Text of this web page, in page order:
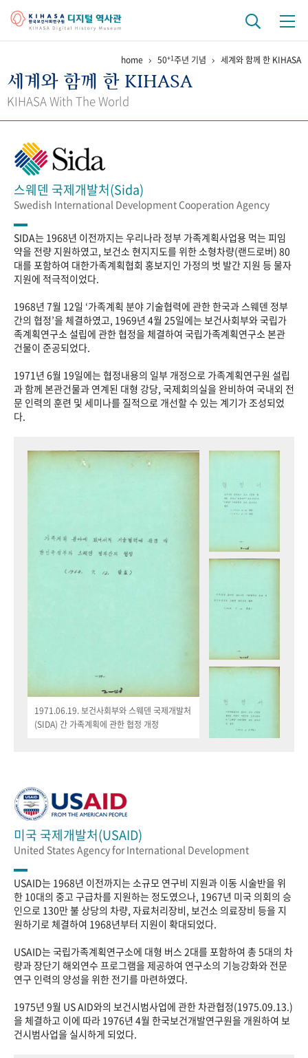
걸어온 길 기관 변천사 역대 기관장
정책과 연구 키워드로 보는 연구 역사
간행물 변천사
기록물 아카이브
사진 아카이브 문서 기록물 행정박물 영상 기록물
성과 50선 숫자로 보는 50년 50+1주년 광장
세계와 함께 한 KIHASA
VR 역사관
home 50+1주년 기념 세계와 함께 한 KIHASA
세계와 함께 한 KIHASA
KIHASA With The World
스웨덴 국제개발처(Sida)
Swedish International Development Cooperation Agency
SIDA는 1968년 이전까지는 우리나라 정부 가족계획사업용 먹는 피임
약을 전량 지원하였고, 보건소 현지지도를 위한 소형차량(랜드로버) 80
대를 포함하여 대한가족계획협회 홍보지인 가정의 벗 발간 지원 등 물자
지원에 적극적이었다.
1968년 7월 12일 ‘가족계획 분야 기술협력에 관한 한국과 스웨덴 정부
간의 협정’을 체결하였고, 1969년 4월 25일에는 보건사회부와 국립가
족계획연구소 설립에 관한 협정을 체결하여 국립가족계획연구소 본관
건물이 준공되었다.
1971년 6월 19일에는 협정내용의 일부 개정으로 가족계획연구원 설립
과 함께 본관건물과 연계된 대형 강당, 국제회의실을 완비하여 국내외 전
문 인력의 훈련 및 세미나를 질적으로 개선할 수 있는 계기가 조성되었
다.
1971.06.19. 보건사회부와 스웨덴 국제개발처
(SIDA) 간 가족계획에 관한 협정 개정
미국 국제개발처(USAID)
United States Agency for International Development
USAID는 1968년 이전까지는 소규모 연구비 지원과 이동 시술반을 위
한 10대의 중고 구급차를 지원하는 정도였으나, 1967년 미국 의회의 승
인으로 130만 불 상당의 차량, 자료처리장비, 보건소 의료장비 등을 지
원하기로 체결하여 1968년부터 지원이 확대되었다.
USAID는 국립가족계획연구소에 대형 버스 2대를 포함하여 총 5대의 차
량과 장단기 해외연수 프로그램을 제공하여 연구소의 기능강화와 전문
연구 인력의 양성을 위한 전기를 마련하였다.
1975년 9월 US AID와의 보건시범사업에 관한 차관협정(1975.09.13.)
을 체결하고 이에 따라 1976년 4월 한국보건개발연구원을 개원하여 보
건시범사업을 실시하게 되었다.